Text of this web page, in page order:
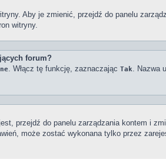
Aby je zmienić, przejdź do panelu
witryny.
forum?
. Włącz tę funkcję, zaznaczając Tak. Nazwa
przejdź do panelu zarządzania kontem i
może zostać wykonana tylko przez